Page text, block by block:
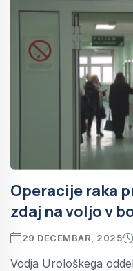
Operacije raka
zdaj na voljo v
29 DECEMBAR, 2025
Vodja Urološkega